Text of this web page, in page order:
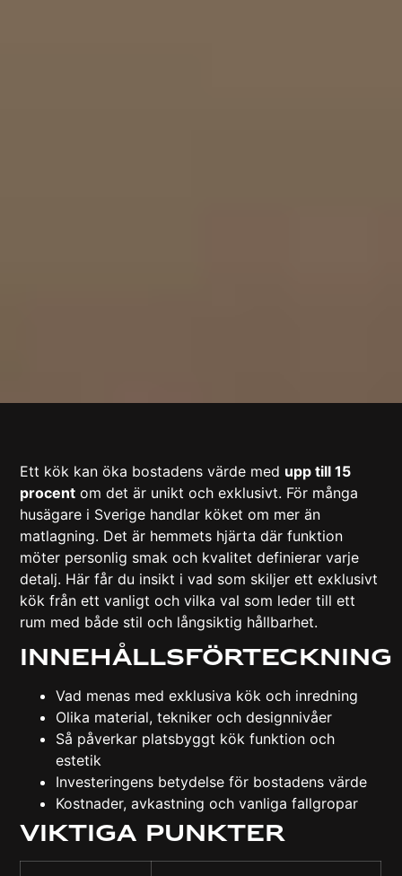
Ett kök kan öka bostadens värde med upp till 15
procent om det är unikt och exklusivt. För många
husägare i Sverige handlar köket om mer än
matlagning. Det är hemmets hjärta där funktion
möter personlig smak och kvalitet definierar varje
detalj. Här får du insikt i vad som skiljer ett exklusivt
kök från ett vanligt och vilka val som leder till ett
rum med både stil och långsiktig hållbarhet.
Innehållsförteckning
Vad menas med exklusiva kök och inredning
Olika material, tekniker och designnivåer
Så påverkar platsbyggt kök funktion och
estetik
Investeringens betydelse för bostadens värde
Kostnader, avkastning och vanliga fallgropar
Viktiga punkter